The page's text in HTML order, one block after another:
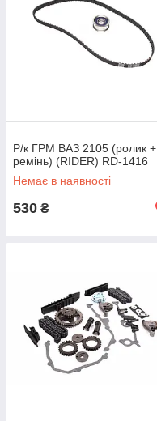
Р/к ГРМ ВАЗ 2105 (ролик +
ремінь) (RIDER) RD-1416
Немає в наявності
530 ₴